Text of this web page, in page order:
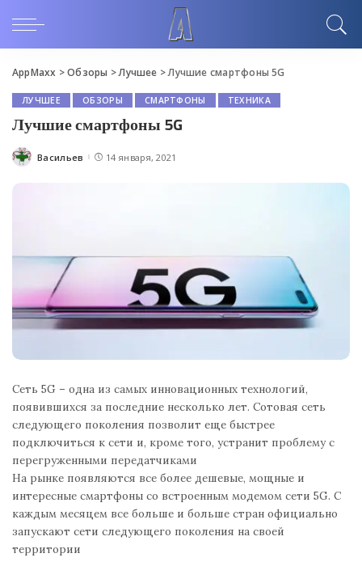
AppMaxx >Обзоры >Лучшее >Лучшие смартфоны 5G
ЛУЧШЕЕ ОБЗОРЫ СМАРТФОНЫ ТЕХНИКА
Лучшие смартфоны 5G
Posted
Васильев 14 января, 2021
Сеть 5G – одна из самых инновационных технологий,
появившихся за последние несколько лет. Сотовая сеть
следующего поколения позволит еще быстрее
подключиться к сети и, кроме того, устранит проблему с
перегруженными передатчиками
На рынке появляются все более дешевые, мощные и
интересные смартфоны со встроенным модемом сети 5G. С
каждым месяцем все больше и больше стран официально
запускают сети следующего поколения на своей
территории